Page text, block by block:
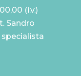
(i.v.)
Sandro